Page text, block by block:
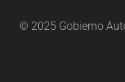
© 2025 Gobierno